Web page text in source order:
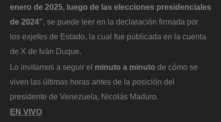
enero de 2025, luego de las elecciones presidenciales
de 2024”, se puede leer en la declaración firmada por
los exjefes de Estado, la cual fue publicada en la cuenta
de X de Iván Duque.
Lo invitamos a seguir el minuto a minuto de cómo se
viven las últimas horas antes de la posición del
presidente de Venezuela, Nicolás Maduro.
EN VIVO